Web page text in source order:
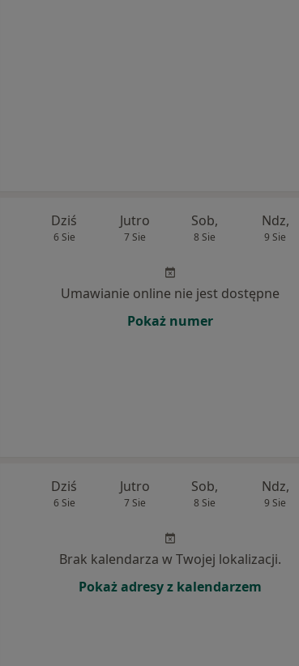
Dziś
6 Sie
Jutro
7 Sie
Sob,
8 Sie
Ndz,
9 Sie
Umawianie online nie jest dostępne
Pokaż numer
Dziś
6 Sie
Jutro
7 Sie
Sob,
8 Sie
Ndz,
9 Sie
Brak kalendarza w Twojej lokalizacji.
Pokaż adresy z kalendarzem